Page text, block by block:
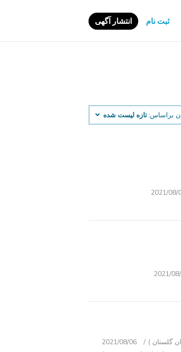
ثبت نام انتشار آگهی
براساس: تازه لیست شده
2021/08/
2021/
2021/08/06